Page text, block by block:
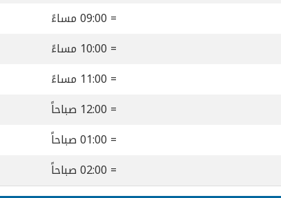
= 09:00 مساءً
= 10:00 مساءً
= 11:00 مساءً
= 12:00 صباحاً
= 01:00 صباحاً
= 02:00 صباحاً